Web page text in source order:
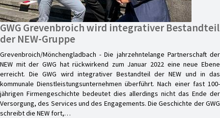
GWG Grevenbroich wird integrativer Bestandteil
der NEW-Gruppe
Grevenbroich/Mönchengladbach - Die jahrzehntelange Partnerschaft der
NEW mit der GWG hat rückwirkend zum Januar 2022 eine neue Ebene
erreicht. Die GWG wird integrativer Bestandteil der NEW und in das
kommunale Dienstleistungsunternehmen überführt. Nach einer fast 100-
jährigen Firmengeschichte bedeutet dies allerdings nicht das Ende der
Versorgung, des Services und des Engagements. Die Geschichte der GWG
schreibt die NEW fort,…